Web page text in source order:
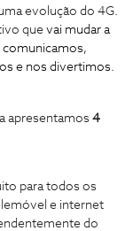
evolução do 4G.
que vai mudar a
e nos divertimos.
apresentamos 4
para todos os
e internet
do